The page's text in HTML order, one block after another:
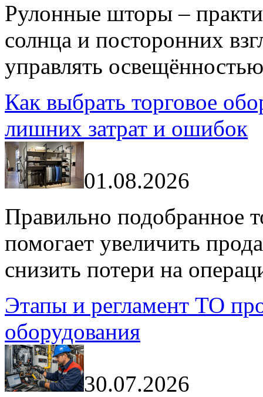
Рулонные шторы –
солнца и посторонних
управлять
Как выбрать торговое
лишних затрат и ошибок
01.08.2026
Правильно подобранное
помогает увеличить
снизить потери на
Этапы и регламент ТО
оборудования
30.07.2026